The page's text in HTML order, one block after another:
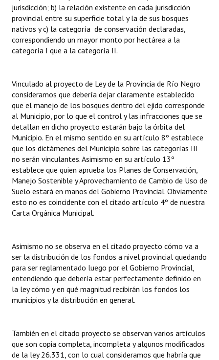
jurisdicción; b) la relación existente en cada jurisdicción
provincial entre su superficie total y la de sus bosques
nativos y c) la categoría de conservación declaradas,
correspondiendo un mayor monto por hectárea a la
categoría I que a la categoría II.
Vinculado al proyecto de Ley de la Provincia de Río Negro
consideramos que debería dejar claramente establecido
que el manejo de los bosques dentro del ejido corresponde
al Municipio, por lo que el control y las infracciones que se
detallan en dicho proyecto estarán bajo la órbita del
Municipio. En el mismo sentido en su artículo 8º establece
que los dictámenes del Municipio sobre las categorías III
no serán vinculantes. Asimismo en su artículo 13º
establece que quien aprueba los Planes de Conservación,
Manejo Sostenible y Aprovechamiento de Cambio de Uso de
Suelo estará en manos del Gobierno Provincial. Obviamente
esto no es coincidente con el citado artículo 4º de nuestra
Carta Orgánica Municipal.
Asimismo no se observa en el citado proyecto cómo va a
ser la distribución de los fondos a nivel provincial quedando
para ser reglamentado luego por el Gobierno Provincial,
entendiendo que debería estar perfectamente definido en
la ley cómo y en qué magnitud recibirán los fondos los
municipios y la distribución en general.
También en el citado proyecto se observan varios artículos
que son copia completa, incompleta y algunos modificados
de la ley 26.331, con lo cual consideramos que habría que